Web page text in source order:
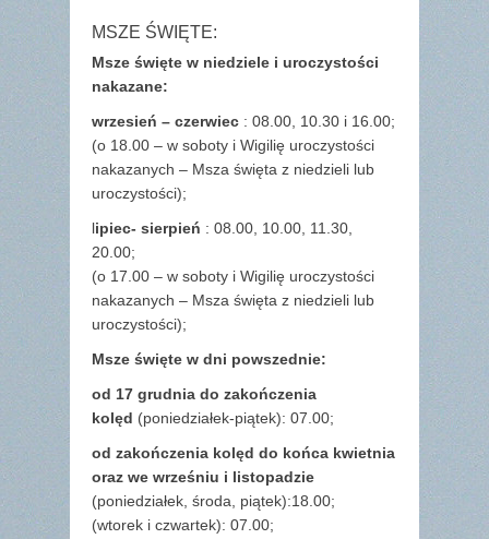
MSZE ŚWIĘTE:
Msze święte w niedziele i uroczystości
nakazane:
wrzesień – czerwiec : 08.00, 10.30 i 16.00;
(o 18.00 – w soboty i Wigilię uroczystości
nakazanych – Msza święta z niedzieli lub
uroczystości);
lipiec- sierpień : 08.00, 10.00, 11.30,
20.00;
(o 17.00 – w soboty i Wigilię uroczystości
nakazanych – Msza święta z niedzieli lub
uroczystości);
Msze święte w dni powszednie:
od 17 grudnia do zakończenia
kolęd (poniedziałek-piątek): 07.00;
od zakończenia kolęd do końca kwietnia
oraz we wrześniu i listopadzie
(poniedziałek, środa, piątek):18.00;
(wtorek i czwartek): 07.00;